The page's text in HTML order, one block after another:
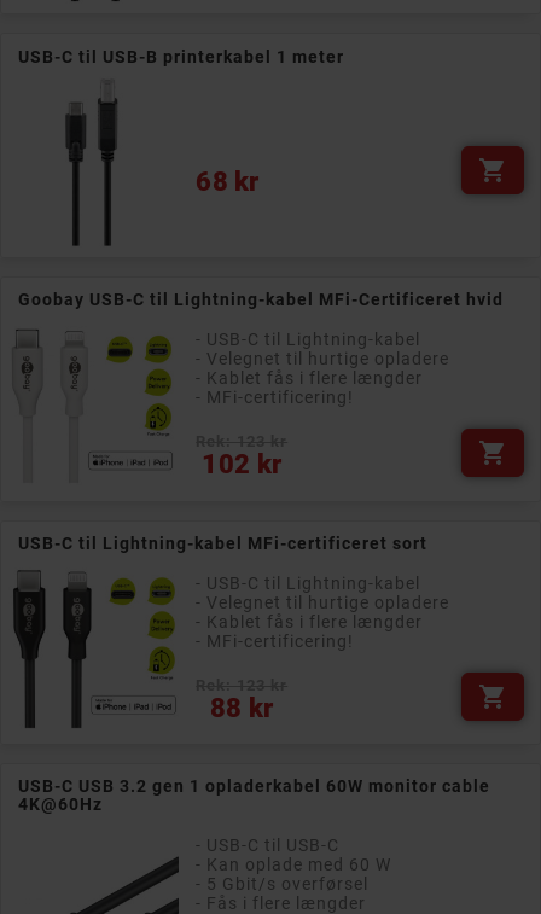
USB-C til USB-B printerkabel 1 meter
68 kr
Pris 
Goobay USB-C til Lightning-kabel MFi-Certificeret hvid
- USB-C til Lightning-kabel
- Velegnet til hurtige opladere
- Kablet fås i flere længder
- MFi-certificering!
102 kr
Pris 
USB-C til Lightning-kabel MFi-certificeret sort
- USB-C til Lightning-kabel
- Velegnet til hurtige opladere
- Kablet fås i flere længder
- MFi-certificering!
88 kr
Pris 
USB-C USB 3.2 gen 1 opladerkabel 60W monitor cable
4K@60Hz
- USB-C til USB-C
- Kan oplade med 60 W
- 5 Gbit/s overførsel
- Fås i flere længder